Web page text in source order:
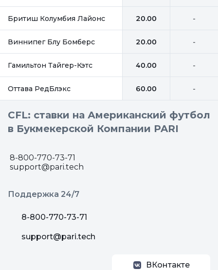
Бритиш Колумбия Лайонс 20.00 -
Виннипег Блу Бомберс 20.00 -
Гамильтон Тайгер-Кэтс 40.00 -
Оттава РедБлэкс 60.00 -
CFL: ставки на Американский футбол
в Букмекерской Компании PARI
8-800-770-73-71
support@pari.tech
Поддержка 24/7
8-800-770-73-71
support@pari.tech
ВКонтакте